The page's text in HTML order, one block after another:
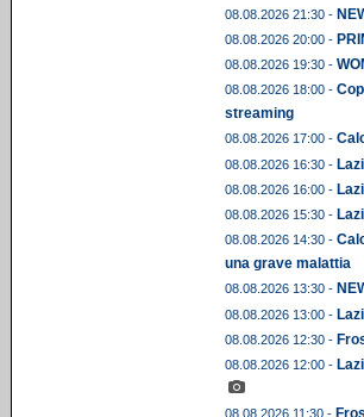
08.08.2026 21:30 -
08.08.2026 20:00 -
08.08.2026 19:30 -
08.08.2026 18:00 -
streaming
08.08.2026 17:00 -
08.08.2026 16:30 -
08.08.2026 16:00 -
08.08.2026 15:30 -
08.08.2026 14:30 -
una grave malattia
08.08.2026 13:30 -
08.08.2026 13:00 -
08.08.2026 12:30 -
08.08.2026 12:00 -
08.08.2026 11:30 -